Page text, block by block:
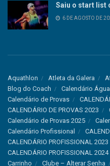
Saiu o start list
6 DE AGOSTO DE
Aquathlon Atleta da Galera
Blog do Coach
Calendário
Calendário de Provas
CALENDÁRIO DE PROVAS 2023
Calendário de Provas 2025
Calendário Profissional
CALENDÁRIO PROFISSIONAL 2023
CALENDÁRIO PROFISSIONAL 2024
Carrinho
Clube – Alterar Senha